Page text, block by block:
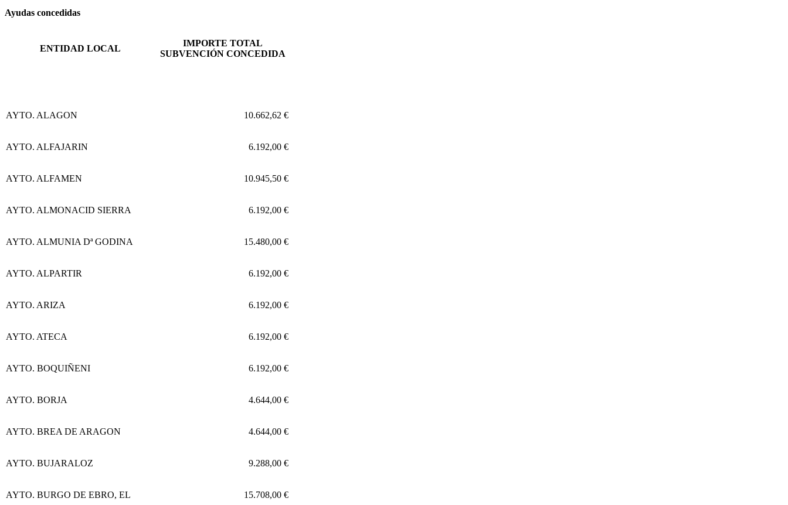
Ayudas concedidas
ENTIDAD LOCAL
IMPORTE TOTAL
SUBVENCIÓN CONCEDIDA
AYTO. ALAGON 10.662,62 €
AYTO. ALFAJARIN 6.192,00 €
AYTO. ALFAMEN 10.945,50 €
AYTO. ALMONACID SIERRA 6.192,00 €
AYTO. ALMUNIA Dª GODINA 15.480,00 €
AYTO. ALPARTIR 6.192,00 €
AYTO. ARIZA 6.192,00 €
AYTO. ATECA 6.192,00 €
AYTO. BOQUIÑENI 6.192,00 €
AYTO. BORJA 4.644,00 €
AYTO. BREA DE ARAGON 4.644,00 €
AYTO. BUJARALOZ 9.288,00 €
AYTO. BURGO DE EBRO, EL 15.708,00 €